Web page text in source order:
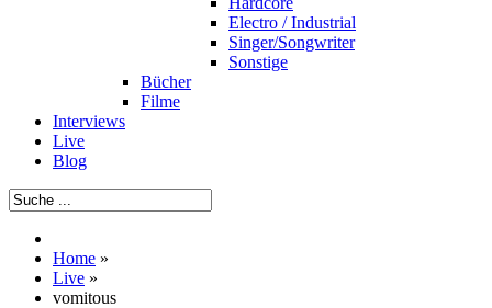
Electro / Industrial
Singer/Songwriter
Sonstige
Bücher
Filme
Interviews
Live
Blog
Home »
Live »
vomitous